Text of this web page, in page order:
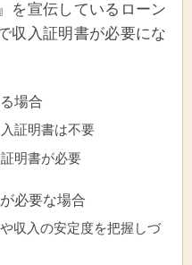
を宣伝しているローン
収入証明書が必要にな
場合
証明書は不要
明書が必要
必要な場合
収入の安定度を把握しづ